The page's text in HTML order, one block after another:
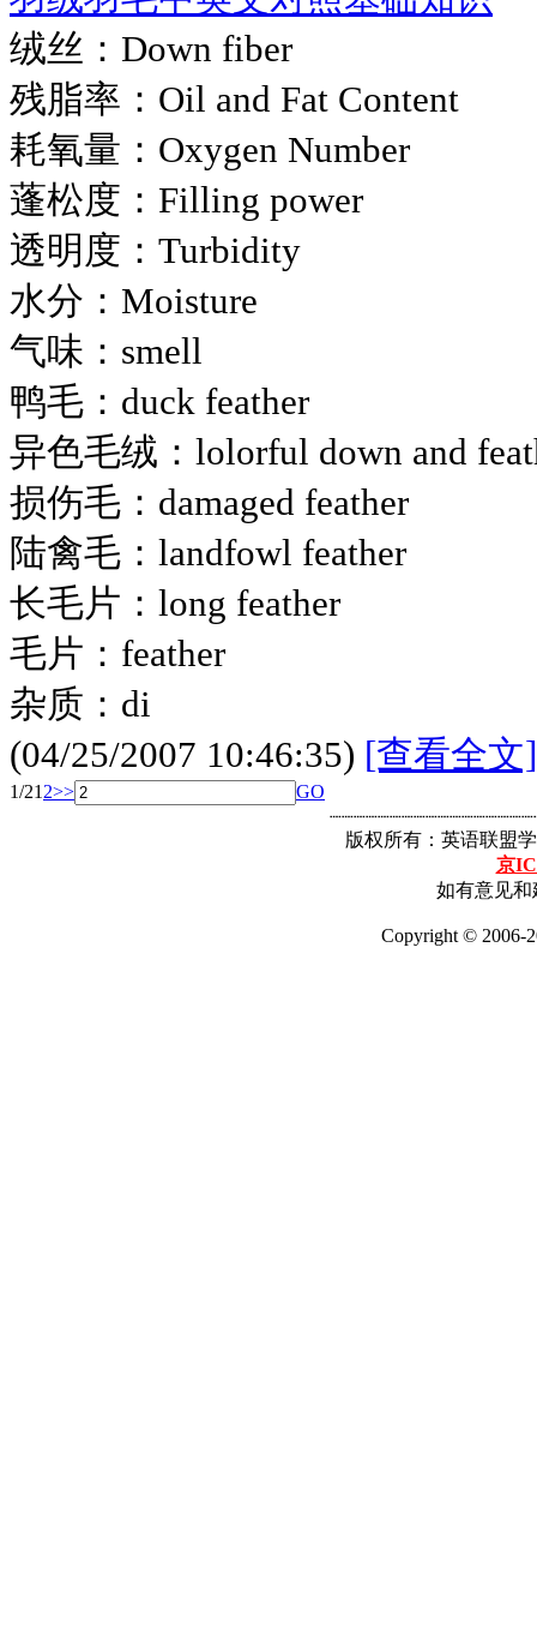
绒丝：Down fiber
残脂率：Oil and Fat Content
耗氧量：Oxygen Number
蓬松度：Filling power
透明度：Turbidity
水分：Moisture
气味：smell
鸭毛：duck feather
异色毛绒：lolorful down and
损伤毛：damaged feather
陆禽毛：landfowl feather
长毛片：long feather
毛片：feather
杂质：di
(04/25/2007 10:46:35) [查看全文]
1/21 2>>
GO
版权所有：英语联盟
京
如有意见和
Copyright © 2006-